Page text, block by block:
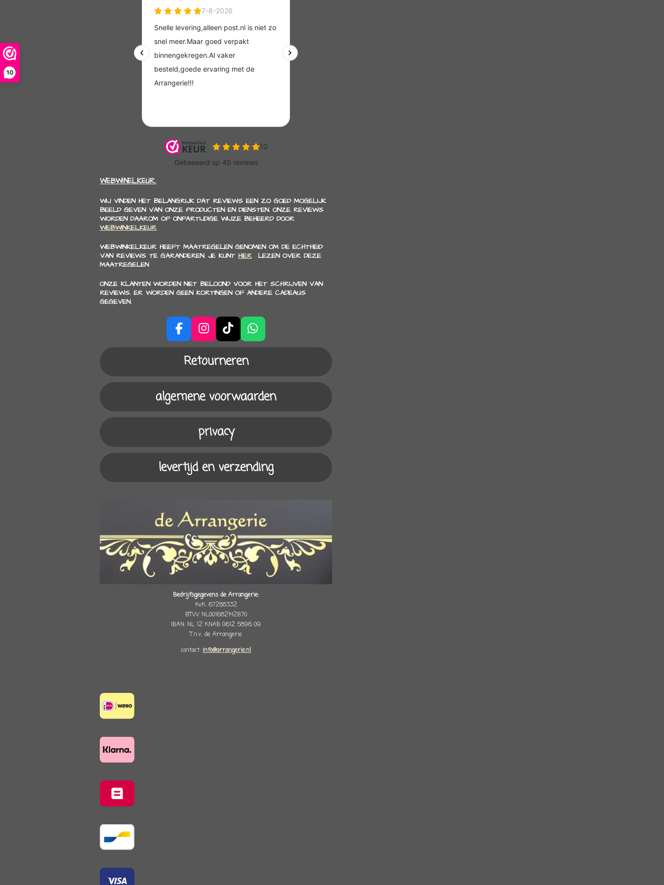
10
WEBWINELKEUR.
WIJ VINDEN HET BELANGRIJK DAT REVIEWS EEN ZO GOED MOGELIJK
BEELD GEVEN VAN ONZE PRODUCTEN EN DIENSTEN. ONZE REVIEWS
WORDEN DAAROM OP ONPARTIJDIGE WIJZE BEHEERD DOOR
WEBWINKELKEUR
WEBWINKELKEUR HEEFT MAATREGELEN GENOMEN OM DE ECHTHEID
VAN REVIEWS TE GARANDEREN. JE KUNT HIER LEZEN OVER DEZE
MAATREGELEN
ONZE KLANTEN WORDEN NIET BELOOND VOOR HET SCHRIJVEN VAN
REVIEWS. ER WORDEN GEEN KORTINGEN OF ANDERE CADEAUS
GEGEVEN.
F
a
b
o
k
I
n
s
t
a
r
a
m
T
i
k
T
o
W
h
s
p
p
Retourneren
algemene voorwaarden
privacy
levertijd en verzending
Bedrijfsgegevens de Arrangerie:
KvK: 67288332
BTW: NL001682142B70
IBAN: NL 12 KNAB 0612 5896 09
T.n.v.: de Arrangerie
contact: info@arrangerie.nl